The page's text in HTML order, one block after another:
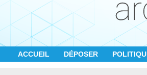
ACCUEIL DÉPOSER